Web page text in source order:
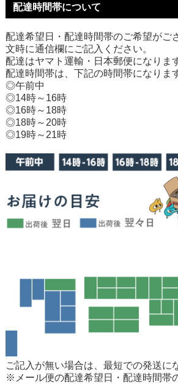
配達時間帯について
配達希望日・配達時間帯のご希望がご
文時に通信欄にご記入ください。
配達はヤマト運輸・日本郵便になりま
配達時間帯は、下記の時間帯になりま
◎午前中
◎14時～16時
◎16時～18時
◎18時～20時
◎19時～21時
ご記入が無い場合は、最短での発送に
※メール便の配達希望日・配達時間帯